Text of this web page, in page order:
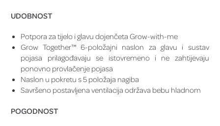
UDOBNOST
Potpora za tijelo i glavu dojenčeta Grow-with-me
Grow Together™ 6-položajni naslon za glavu i sustav
pojasa prilagođavaju se istovremeno i ne zahtijevaju
ponovno provlačenje pojasa
Naslon u pokretu s 5 položaja nagiba
Savršeno postavljena ventilacija održava bebu hladnom
POGODNOST